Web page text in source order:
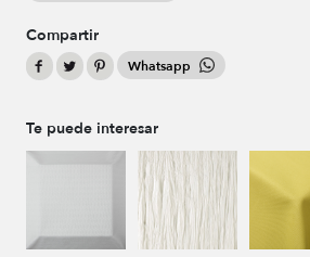
Compartir
Whatsapp
Te puede interesar